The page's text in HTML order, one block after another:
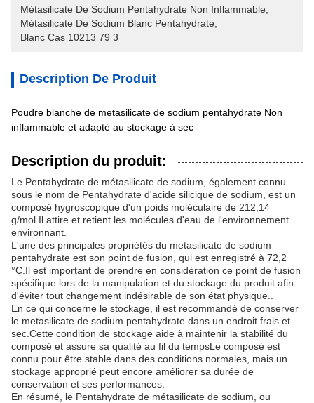
Métasilicate De Sodium Pentahydrate Non Inflammable
Métasilicate De Sodium Blanc Pentahydrate
Blanc Cas 10213 79 3
Description De Produit
Poudre blanche de metasilicate de sodium pentahydrate Non
inflammable et adapté au stockage à sec
Description du produit:
Le Pentahydrate de métasilicate de sodium, également connu
sous le nom de Pentahydrate d'acide silicique de sodium, est un
composé hygroscopique d'un poids moléculaire de 212,14
g/mol.Il attire et retient les molécules d'eau de l'environnement
environnant.
L'une des principales propriétés du metasilicate de sodium
pentahydrate est son point de fusion, qui est enregistré à 72,2
°C.Il est important de prendre en considération ce point de fusion
spécifique lors de la manipulation et du stockage du produit afin
d'éviter tout changement indésirable de son état physique..
En ce qui concerne le stockage, il est recommandé de conserver
le metasilicate de sodium pentahydrate dans un endroit frais et
sec.Cette condition de stockage aide à maintenir la stabilité du
composé et assure sa qualité au fil du tempsLe composé est
connu pour être stable dans des conditions normales, mais un
stockage approprié peut encore améliorer sa durée de
conservation et ses performances.
En résumé, le Pentahydrate de métasilicate de sodium, ou